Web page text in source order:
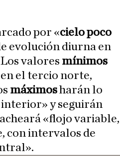
por «cielo poco
evolución diurna en
valores mínimos
el tercio norte,
máximosharán lo
interior» y seguirán
«flojo variable,
con intervalos de